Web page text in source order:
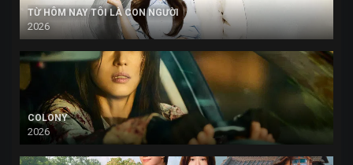
TỪ HÔM NAY TÔI LÀ CON NGƯỜI
2026
COLONY
2026